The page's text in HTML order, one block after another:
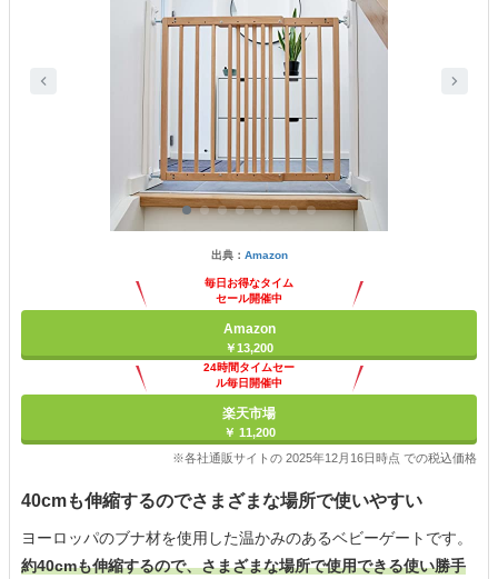
出典： Amazon
毎日お得なタイム
セール開催中
Amazon
￥13,200
24時間タイムセー
ル毎日開催中
楽天市場
￥ 11,200
※各社通販サイトの 2025年12月16日時点 での税込価格
40cmも伸縮するのでさまざまな場所で使いやすい
ヨーロッパのブナ材を使用した温かみのあるベビーゲートです。
約40cmも伸縮するので、さまざまな場所で使用できる使い勝手